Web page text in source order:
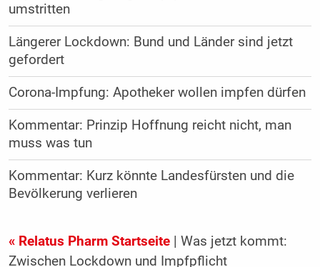
umstritten
Längerer Lockdown: Bund und Länder sind jetzt
gefordert
Corona-Impfung: Apotheker wollen impfen dürfen
Kommentar: Prinzip Hoffnung reicht nicht, man
muss was tun
Kommentar: Kurz könnte Landesfürsten und die
Bevölkerung verlieren
« Relatus Pharm Startseite| Was jetzt kommt:
Zwischen Lockdown und Impfpflicht